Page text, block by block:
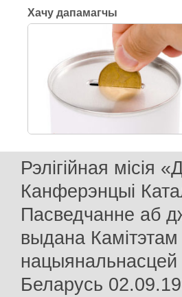
Хачу дапамагчы
Рэлігійная місія
Канферэнцыі
Пасведчанне аб
выдана Камітэтам
нацыянальнасцей
Беларусь